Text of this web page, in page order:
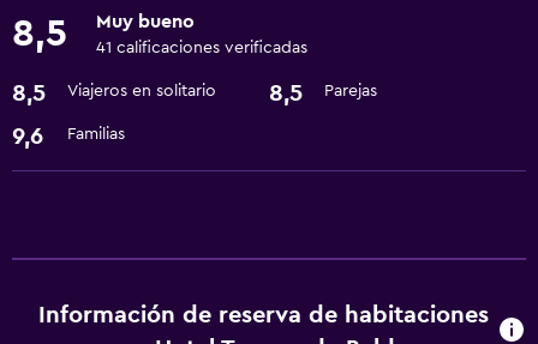
8,5 Muy bueno
41 calificaciones verificadas
8,5 Viajeros en solitario 8,5 Parejas
9,6 Familias
Información de reserva de habitaciones